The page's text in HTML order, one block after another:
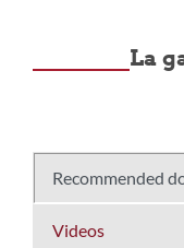
La
Recommended
Videos